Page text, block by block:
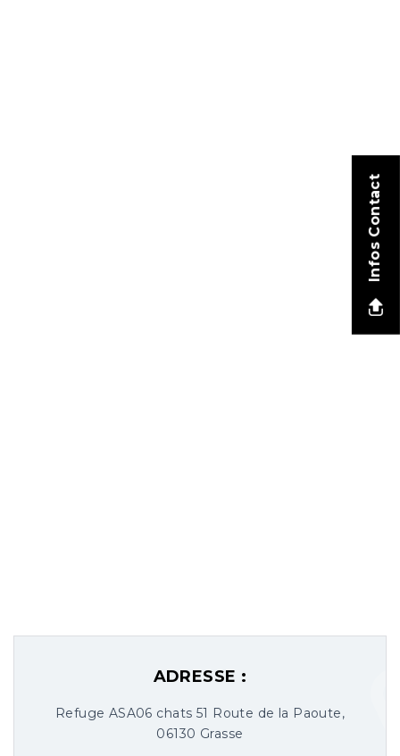
ADRESSE :
Refuge ASA06 chats 51 Route de la Paoute,
06130 Grasse
Infos Contact